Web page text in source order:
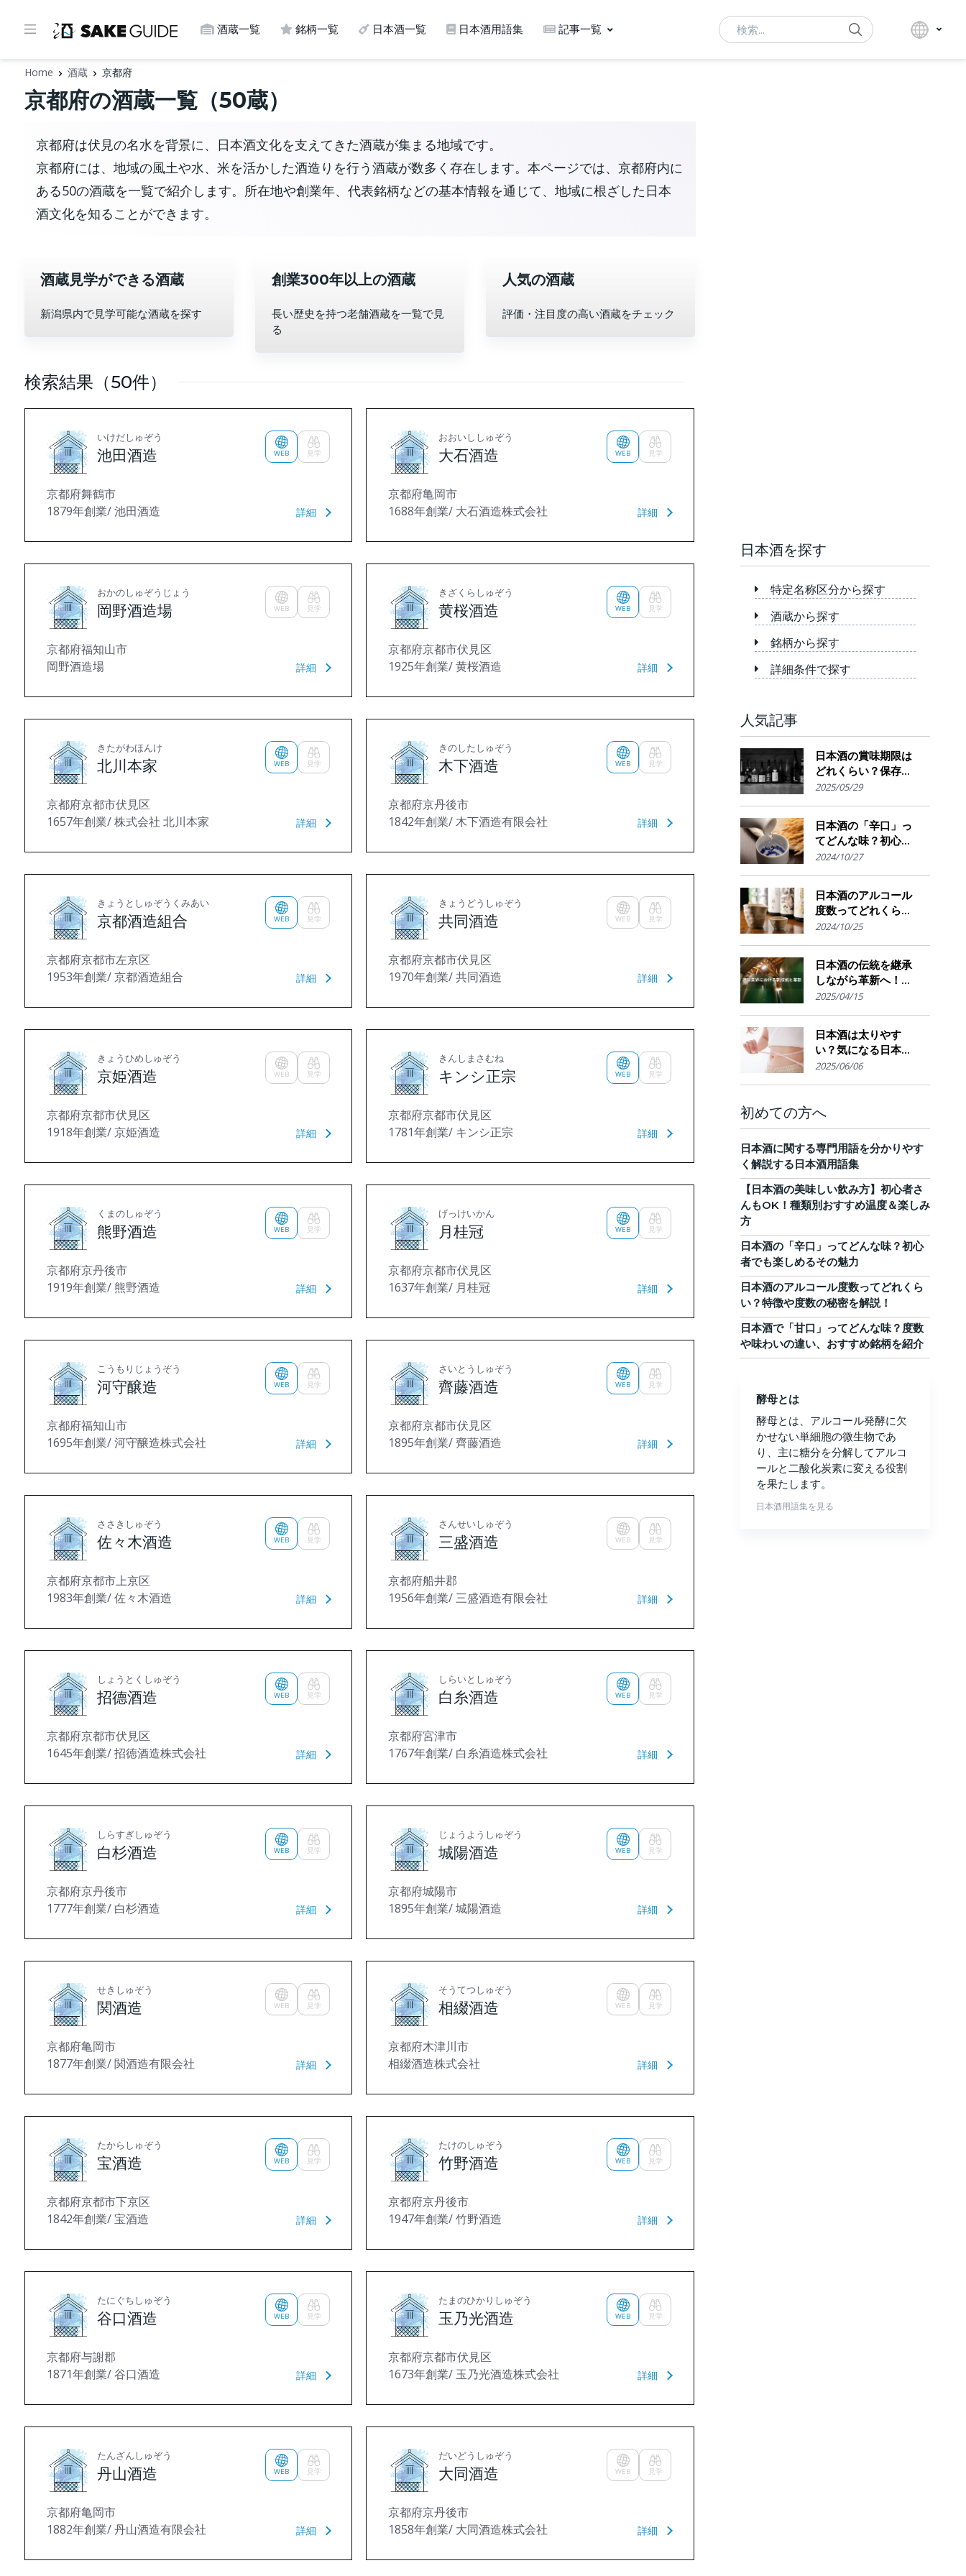
酒蔵一覧 銘柄一覧 日本酒一覧 日本酒用語集 記事一覧 Search
Home 酒蔵 京都府
京都府の酒蔵一覧（50蔵）
京都府は伏見の名水を背景に、日本酒文化を支えてきた酒蔵が集まる地域です。
京都府には、地域の風土や水、米を活かした酒造りを行う酒蔵が数多く存在します。本ページでは、京都府内に
ある50の酒蔵を一覧で紹介します。所在地や創業年、代表銘柄などの基本情報を通じて、地域に根ざした日本
酒文化を知ることができます。
酒蔵見学ができる酒蔵
新潟県内で見学可能な酒蔵を探す
創業300年以上の酒蔵
長い歴史を持つ老舗酒蔵を一覧で見
る
人気の酒蔵
評価・注目度の高い酒蔵をチェック
検索結果（50件）
いけだしゅぞう
池田酒造
京都府舞鶴市
1879年創業/ 池田酒造
WEB 見学
詳細
おおいししゅぞう
大石酒造
京都府亀岡市
1688年創業/ 大石酒造株式会社
WEB 見学
詳細
おかのしゅぞうじょう
岡野酒造場
京都府福知山市
岡野酒造場
WEB 見学
詳細
きざくらしゅぞう
黄桜酒造
京都府京都市伏見区
1925年創業/ 黄桜酒造
WEB 見学
詳細
きたがわほんけ
北川本家
京都府京都市伏見区
1657年創業/ 株式会社 北川本家
WEB 見学
詳細
きのしたしゅぞう
木下酒造
京都府京丹後市
1842年創業/ 木下酒造有限会社
WEB 見学
詳細
きょうとしゅぞうくみあい
京都酒造組合
京都府京都市左京区
1953年創業/ 京都酒造組合
WEB 見学
詳細
きょうどうしゅぞう
共同酒造
京都府京都市伏見区
1970年創業/ 共同酒造
WEB 見学
詳細
きょうひめしゅぞう
京姫酒造
京都府京都市伏見区
1918年創業/ 京姫酒造
WEB 見学
詳細
きんしまさむね
キンシ正宗
京都府京都市伏見区
1781年創業/ キンシ正宗
WEB 見学
詳細
くまのしゅぞう
熊野酒造
京都府京丹後市
1919年創業/ 熊野酒造
WEB 見学
詳細
げっけいかん
月桂冠
京都府京都市伏見区
1637年創業/ 月桂冠
WEB 見学
詳細
こうもりじょうぞう
河守醸造
京都府福知山市
1695年創業/ 河守醸造株式会社
WEB 見学
詳細
さいとうしゅぞう
齊藤酒造
京都府京都市伏見区
1895年創業/ 齊藤酒造
WEB 見学
詳細
ささきしゅぞう
佐々木酒造
京都府京都市上京区
1983年創業/ 佐々木酒造
WEB 見学
詳細
さんせいしゅぞう
三盛酒造
京都府船井郡
1956年創業/ 三盛酒造有限会社
WEB 見学
詳細
しょうとくしゅぞう
招德酒造
京都府京都市伏見区
1645年創業/ 招徳酒造株式会社
WEB 見学
詳細
しらいとしゅぞう
白糸酒造
京都府宮津市
1767年創業/ 白糸酒造株式会社
WEB 見学
詳細
しらすぎしゅぞう
白杉酒造
京都府京丹後市
1777年創業/ 白杉酒造
WEB 見学
詳細
じょうようしゅぞう
城陽酒造
京都府城陽市
1895年創業/ 城陽酒造
WEB 見学
詳細
せきしゅぞう
関酒造
京都府亀岡市
1877年創業/ 関酒造有限会社
WEB 見学
詳細
そうてつしゅぞう
相綴酒造
京都府木津川市
相綴酒造株式会社
WEB 見学
詳細
たからしゅぞう
宝酒造
京都府京都市下京区
1842年創業/ 宝酒造
WEB 見学
詳細
たけのしゅぞう
竹野酒造
京都府京丹後市
1947年創業/ 竹野酒造
WEB 見学
詳細
たにぐちしゅぞう
谷口酒造
京都府与謝郡
1871年創業/ 谷口酒造
WEB 見学
詳細
たまのひかりしゅぞう
玉乃光酒造
京都府京都市伏見区
1673年創業/ 玉乃光酒造株式会社
WEB 見学
詳細
たんざんしゅぞう
丹山酒造
京都府亀岡市
1882年創業/ 丹山酒造有限会社
WEB 見学
詳細
だいどうしゅぞう
大同酒造
京都府京丹後市
1858年創業/ 大同酒造株式会社
WEB 見学
詳細
日本酒を探す
特定名称区分から探す
酒蔵から探す
銘柄から探す
詳細条件で探す
人気記事
日本酒の賞味期限は
どれくらい？保存場
所のポイント
2025/05/29
日本酒の「辛口」っ
てどんな味？初心者
でも楽しめるその魅
2024/10/27
日本酒のアルコール
度数ってどれくら
い？特徴や度数の秘
2024/10/25
日本酒の伝統を継承
しながら革新へ！
AI・IoTが実現する革
の未来展望
2025/04/15
日本酒は太りやす
い？気になる日本酒
のカロリーと糖質。
2025/06/06
初めての方へ
日本酒に関する専門用語を分かりやす
く解説する日本酒用語集
【日本酒の美味しい飲み方】初心者さ
んもOK！種類別おすすめ温度＆楽しみ
方
日本酒の「辛口」ってどんな味？初心
者でも楽しめるその魅力
日本酒のアルコール度数ってどれくら
い？特徴や度数の秘密を解説！
日本酒で「甘口」ってどんな味？度数
や味わいの違い、おすすめ銘柄を紹介
酵母とは
酵母とは、アルコール発酵に欠
かせない単細胞の微生物であ
り、主に糖分を分解してアルコ
ールと二酸化炭素に変える役割
を果たします。
日本酒用語集を見る